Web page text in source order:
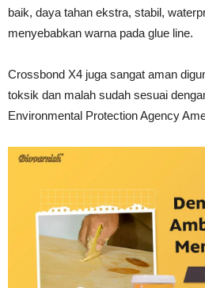
baik, daya tahan ekstra, stabil,
menyebabkan warna pada glue line.
Crossbond X4 juga sangat aman
toksik dan malah sudah sesuai
Environmental Protection Agency